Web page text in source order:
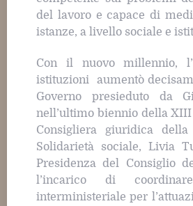
del lavoro e capace di
istanze, a livello sociale e
Con il nuovo millennio,
istituzioni aumentò
Governo presieduto da
nell’ultimo biennio della
Consigliera giuridica
Solidarietà sociale, Livia
Presidenza del Consiglio
l’incarico di
interministeriale per